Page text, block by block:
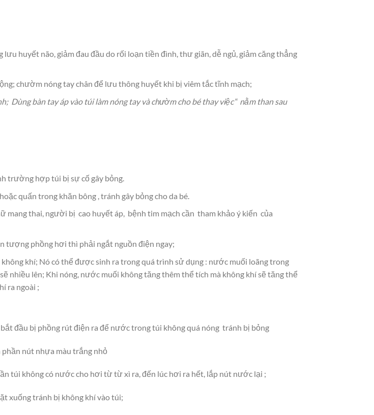
huyết não, giảm đau đầu do rối loạn tiền đình, thư giãn, dễ ngủ, giảm căng thẳng
chườm nóng tay chân để lưu thông huyết khi bị viêm tắc tĩnh mạch;
Dùng bàn tay áp vào túi làm nóng tay và chườm cho bé thay việc“ nằm than sau
trường hợp túi bị sự cố gây bỏng.
quấn trong khăn bông , tránh gây bỏng cho da bé.
thai, người bị cao huyết áp, bệnh tim mạch cần tham khảo ý kiến của
tượng phồng hơi thì phải ngắt nguồn điện ngay;
khí; Nó có thể được sinh ra trong quá trình sử dụng : nước muối loãng trong
nhiều lên; Khi nóng, nước muối không tăng thêm thể tích mà không khí sẽ tăng thể
ra ngoài ;
đầu bị phồng rút điện ra để nước trong túi không quá nóng tránh bị bỏng
nút nhựa màu trắng nhỏ
túi không có nước cho hơi từ từ xì ra, đến lúc hơi ra hết, lắp nút nước lại ;
xuống tránh bị không khí vào túi;